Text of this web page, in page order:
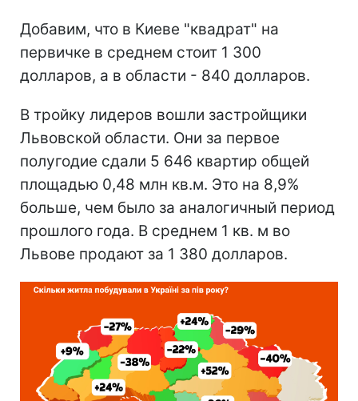
Добавим, что в Киеве "квадрат" на
первичке в среднем стоит 1 300
долларов, а в области - 840 долларов.
В тройку лидеров вошли застройщики
Львовской области. Они за первое
полугодие сдали 5 646 квартир общей
площадью 0,48 млн кв.м. Это на 8,9%
больше, чем было за аналогичный период
прошлого года. В среднем 1 кв. м во
Львове продают за 1 380 долларов.